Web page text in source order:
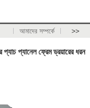
আমাদের সম্পর্কে >>
প্যানেল ফ্রেম ড্রয়ারের ধরন